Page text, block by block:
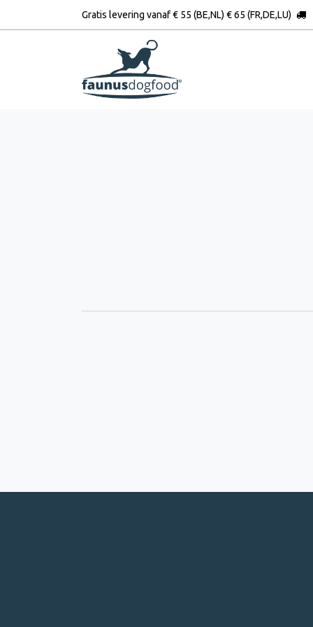
Overslaan naar inhoudGratis levering vanaf € 55 (BE,NL) € 65 (FR,DE,LU)